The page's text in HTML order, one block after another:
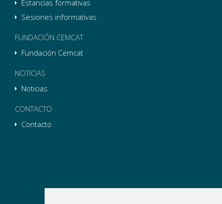
Estancias formativas
Sesiones informativas
FUNDACIÓN CEMCAT
Fundación Cemcat
NOTICIAS
Noticias
CONTACTO
Contacto